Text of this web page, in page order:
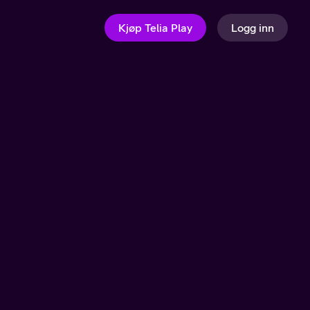
Kjøp Telia Play Logg inn